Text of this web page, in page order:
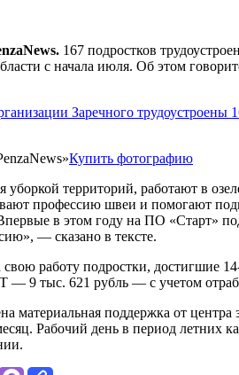
167 подростков
с начала июля. Об этом
Купить фотографию
территорий, работают в
профессию швеи и помогают
в этом году на ПО «Старт»
— сказано в тексте.
работу подростки, достигшие
9 тыс. 621 рубль — с учетом
материальная поддержка от центра
Рабочий день в период летних